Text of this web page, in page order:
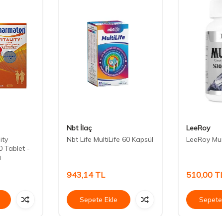
Tablet -
Nbt İlaç
Nbt Life MultiLife 60 Kapsül
943,14TL
Sepete Ekle
LeeRoy
LeeRoy
510,00